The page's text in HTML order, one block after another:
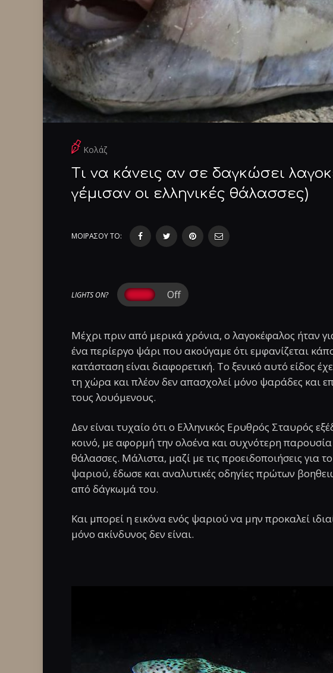
Κολάζ
Τι να κάνεις αν σε δαγκώσει
γέμισαν οι ελληνικές θάλασσες)
ΜΟΙΡΑΣΟΥ ΤΟ:
LIGHTS ON?
Μέχρι πριν από μερικά χρόνια, ο λαγοκέφαλος ήταν
ένα περίεργο ψάρι που ακούγαμε ότι εμφανίζεται
κατάσταση είναι διαφορετική. Το ξενικό αυτό είδος
τη χώρα και πλέον δεν απασχολεί μόνο ψαράδες και
τους λουόμενους.
Δεν είναι τυχαίο ότι ο Ελληνικός Ερυθρός Σταυρός
κοινό, με αφορμή την ολοένα και συχνότερη παρουσία
θάλασσες. Μάλιστα, μαζί με τις προειδοποιήσεις για
ψαριού, έδωσε και αναλυτικές οδηγίες πρώτων
από δάγκωμά του.
Και μπορεί η εικόνα ενός ψαριού να μην προκαλεί
μόνο ακίνδυνος δεν είναι.